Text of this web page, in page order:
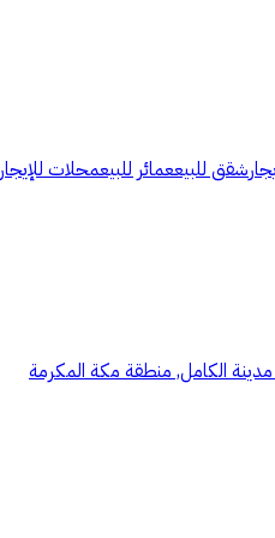
شقق للبيععمائر للبيعمحلات للإيجار
الكامل, منطقة مكة المكرمة